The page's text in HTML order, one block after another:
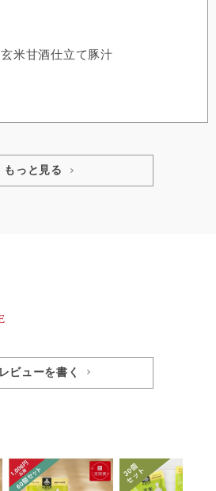
玄米甘酒仕立て豚汁
もっと見る
レビューを書く